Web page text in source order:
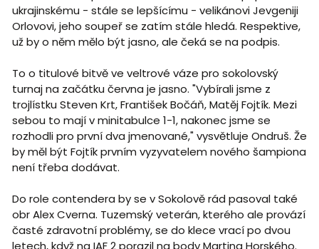
ukrajinskému - stále se lepšícímu - velikánovi Jevgeniji
Orlovovi, jeho soupeř se zatím stále hledá. Respektive,
už by o něm mělo být jasno, ale čeká se na podpis.
To o titulové bitvě ve veltrové váze pro sokolovský
turnaj na začátku června je jasno. "Vybírali jsme z
trojlístku Steven Krt, František Bočáň, Matěj Fojtík. Mezi
sebou to mají v minitabulce 1-1, nakonec jsme se
rozhodli pro první dva jmenované," vysvětluje Ondruš. Že
by měl být Fojtík prvním vyzyvatelem nového šampiona
není třeba dodávat.
Do role contendera by se v Sokolově rád pasoval také
obr Alex Cverna. Tuzemský veterán, kterého ale provází
časté zdravotní problémy, se do klece vrací po dvou